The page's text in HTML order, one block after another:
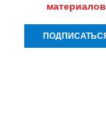
материалов